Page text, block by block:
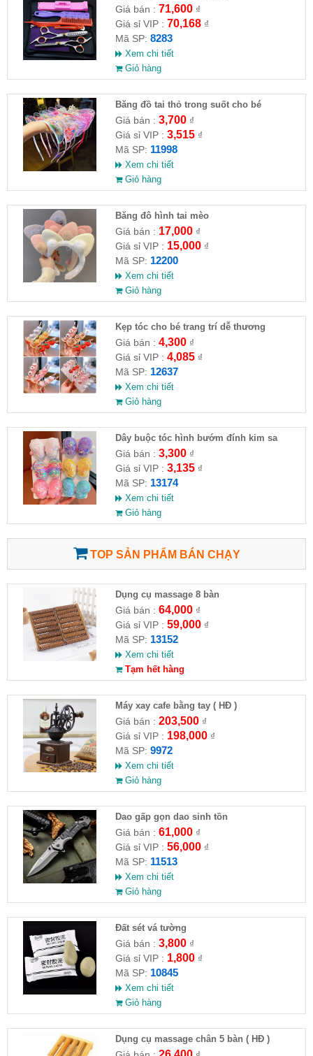
Giá bán : 71,600₫
Giá sỉ VIP : 70,168₫
Mã SP: 8283
Xem chi tiết
Giỏ hàng
Băng đồ tai thỏ trong suốt cho bé
Giá bán : 3,700₫
Giá sỉ VIP : 3,515₫
Mã SP: 11998
Xem chi tiết
Giỏ hàng
Băng đô hình tai mèo
Giá bán : 17,000₫
Giá sỉ VIP : 15,000₫
Mã SP: 12200
Xem chi tiết
Giỏ hàng
Kẹp tóc cho bé trang trí dễ thương
Giá bán : 4,300₫
Giá sỉ VIP : 4,085₫
Mã SP: 12637
Xem chi tiết
Giỏ hàng
Dây buộc tóc hình bướm đính kim sa
Giá bán : 3,300₫
Giá sỉ VIP : 3,135₫
Mã SP: 13174
Xem chi tiết
Giỏ hàng
TOP SẢN PHẨM BÁN CHẠY
Dụng cụ massage 8 bàn
Giá bán : 64,000₫
Giá sỉ VIP : 59,000₫
Mã SP: 13152
Xem chi tiết
Tạm hết hàng
Máy xay cafe bằng tay ( HĐ )
Giá bán : 203,500₫
Giá sỉ VIP : 198,000₫
Mã SP: 9972
Xem chi tiết
Giỏ hàng
Dao gấp gọn dao sinh tồn
Giá bán : 61,000₫
Giá sỉ VIP : 56,000₫
Mã SP: 11513
Xem chi tiết
Giỏ hàng
Đất sét vá tường
Giá bán : 3,800₫
Giá sỉ VIP : 1,800₫
Mã SP: 10845
Xem chi tiết
Giỏ hàng
Dụng cụ massage chân 5 bàn ( HĐ )